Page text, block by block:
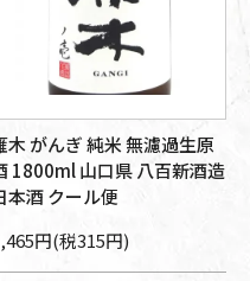
木 がんぎ 純米 無濾過生原
1800ml 山口県 八百新酒造
本酒 クール便
円(税315円)